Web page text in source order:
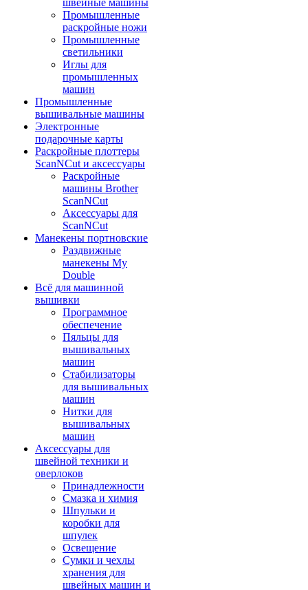
швейные машины
Промышленные
раскройные ножи
Промышленные
светильники
Иглы для
промышленных
машин
Промышленные
вышивальные машины
Электронные
подарочные карты
Раскройные плоттеры
ScanNCut и аксессуары
Раскройные
машины Brother
ScanNCut
Аксессуары для
ScanNCut
Манекены портновские
Раздвижные
манекены My
Double
Всё для машинной
вышивки
Программное
обеспечение
Пяльцы для
вышивальных
машин
Стабилизаторы
для вышивальных
машин
Нитки для
вышивальных
машин
Аксессуары для
швейной техники и
оверлоков
Принадлежности
Смазка и химия
Шпульки и
коробки для
шпулек
Освещение
Сумки и чехлы
хранения для
швейных машин и